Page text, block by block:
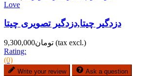
Love
دزدگیر چیتا,دزدگیر تصویری چیتا
تومان9,300,000 (tax excl.)
Rating:
(0)
Write your review Ask a question